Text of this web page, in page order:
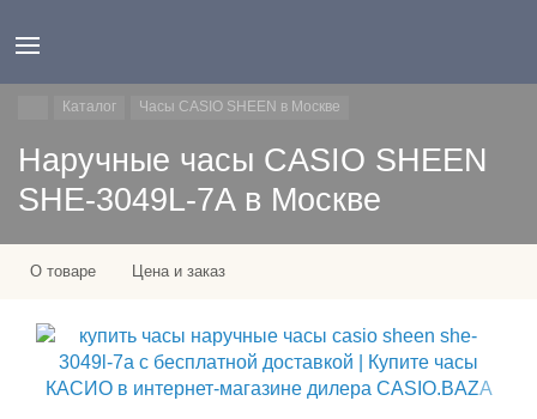
Каталог Часы CASIO SHEEN в Москве
Наручные часы CASIO SHEEN
SHE-3049L-7A в Москве
О товаре Цена и заказ